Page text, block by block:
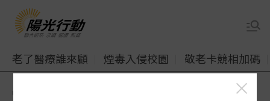
老了醫療誰來顧 煙毒入侵校園 敬老卡競相加碼
udn